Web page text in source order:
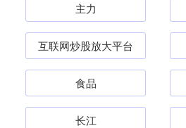
主力
互联网炒股放大平台
食品
长江